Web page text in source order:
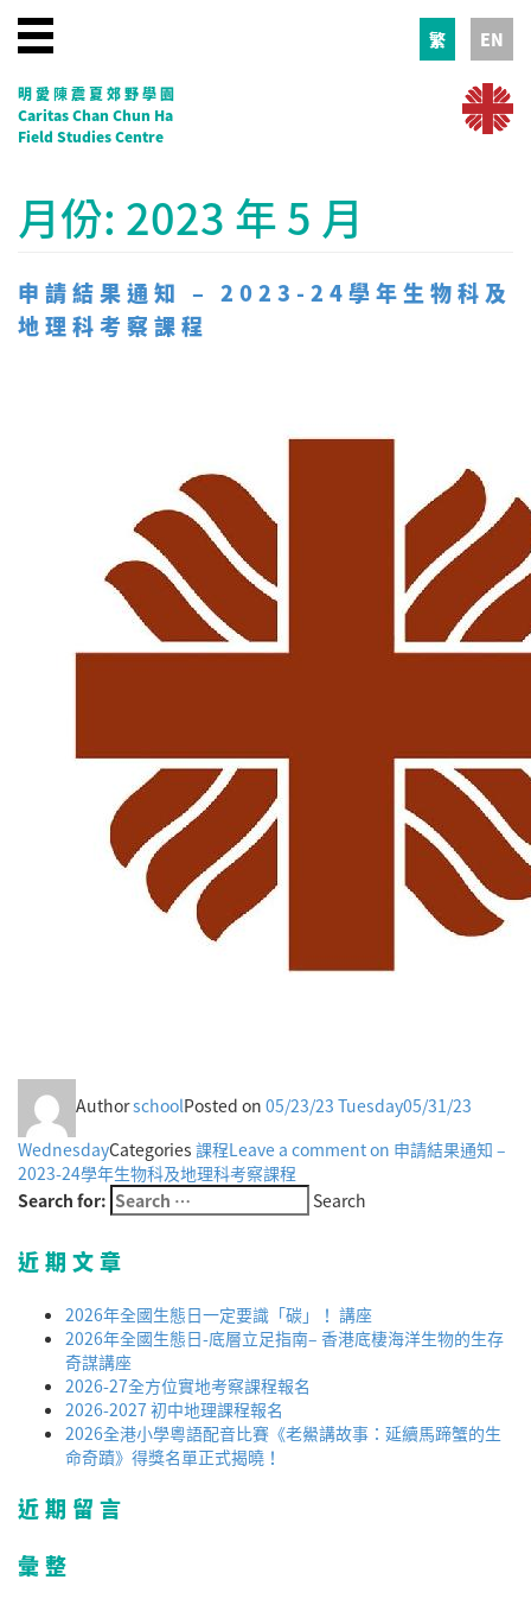
繁 EN
明愛陳震夏郊野學園
Caritas Chan Chun Ha
Field Studies Centre
月份: 2023 年 5 月
申請結果通知 – 2023-24學年生物科及
地理科考察課程
AuthorschoolPosted on 05/23/23 Tuesday05/31/23
WednesdayCategories 課程Leave a commenton 申請結果通知 –
2023-24學年生物科及地理科考察課程
Search for:
Search
近期文章
2026年全國生態日一定要識「碳」！ 講座
2026年全國生態日-底層立足指南– 香港底棲海洋生物的生存
奇謀講座
2026-27全方位實地考察課程報名
2026-2027 初中地理課程報名
2026全港小學粵語配音比賽《老鱟講故事：延續馬蹄蟹的生
命奇蹟》得獎名單正式揭曉！
近期留言
彙整